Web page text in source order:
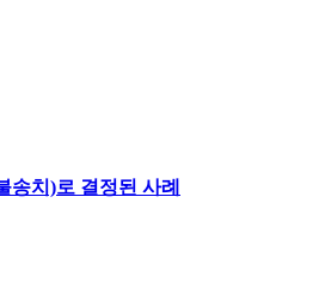
치)로 결정된 사례